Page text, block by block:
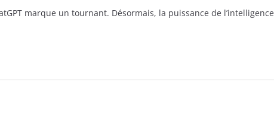
marque un tournant. Désormais, la puissance de l’intelligence